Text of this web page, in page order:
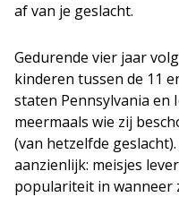
af van je geslacht.
Gedurende vier jaar
kinderen tussen de 11
staten Pennsylvania en
meermaals wie zij
(van hetzelfde
aanzienlijk: meisjes
populariteit in wanneer